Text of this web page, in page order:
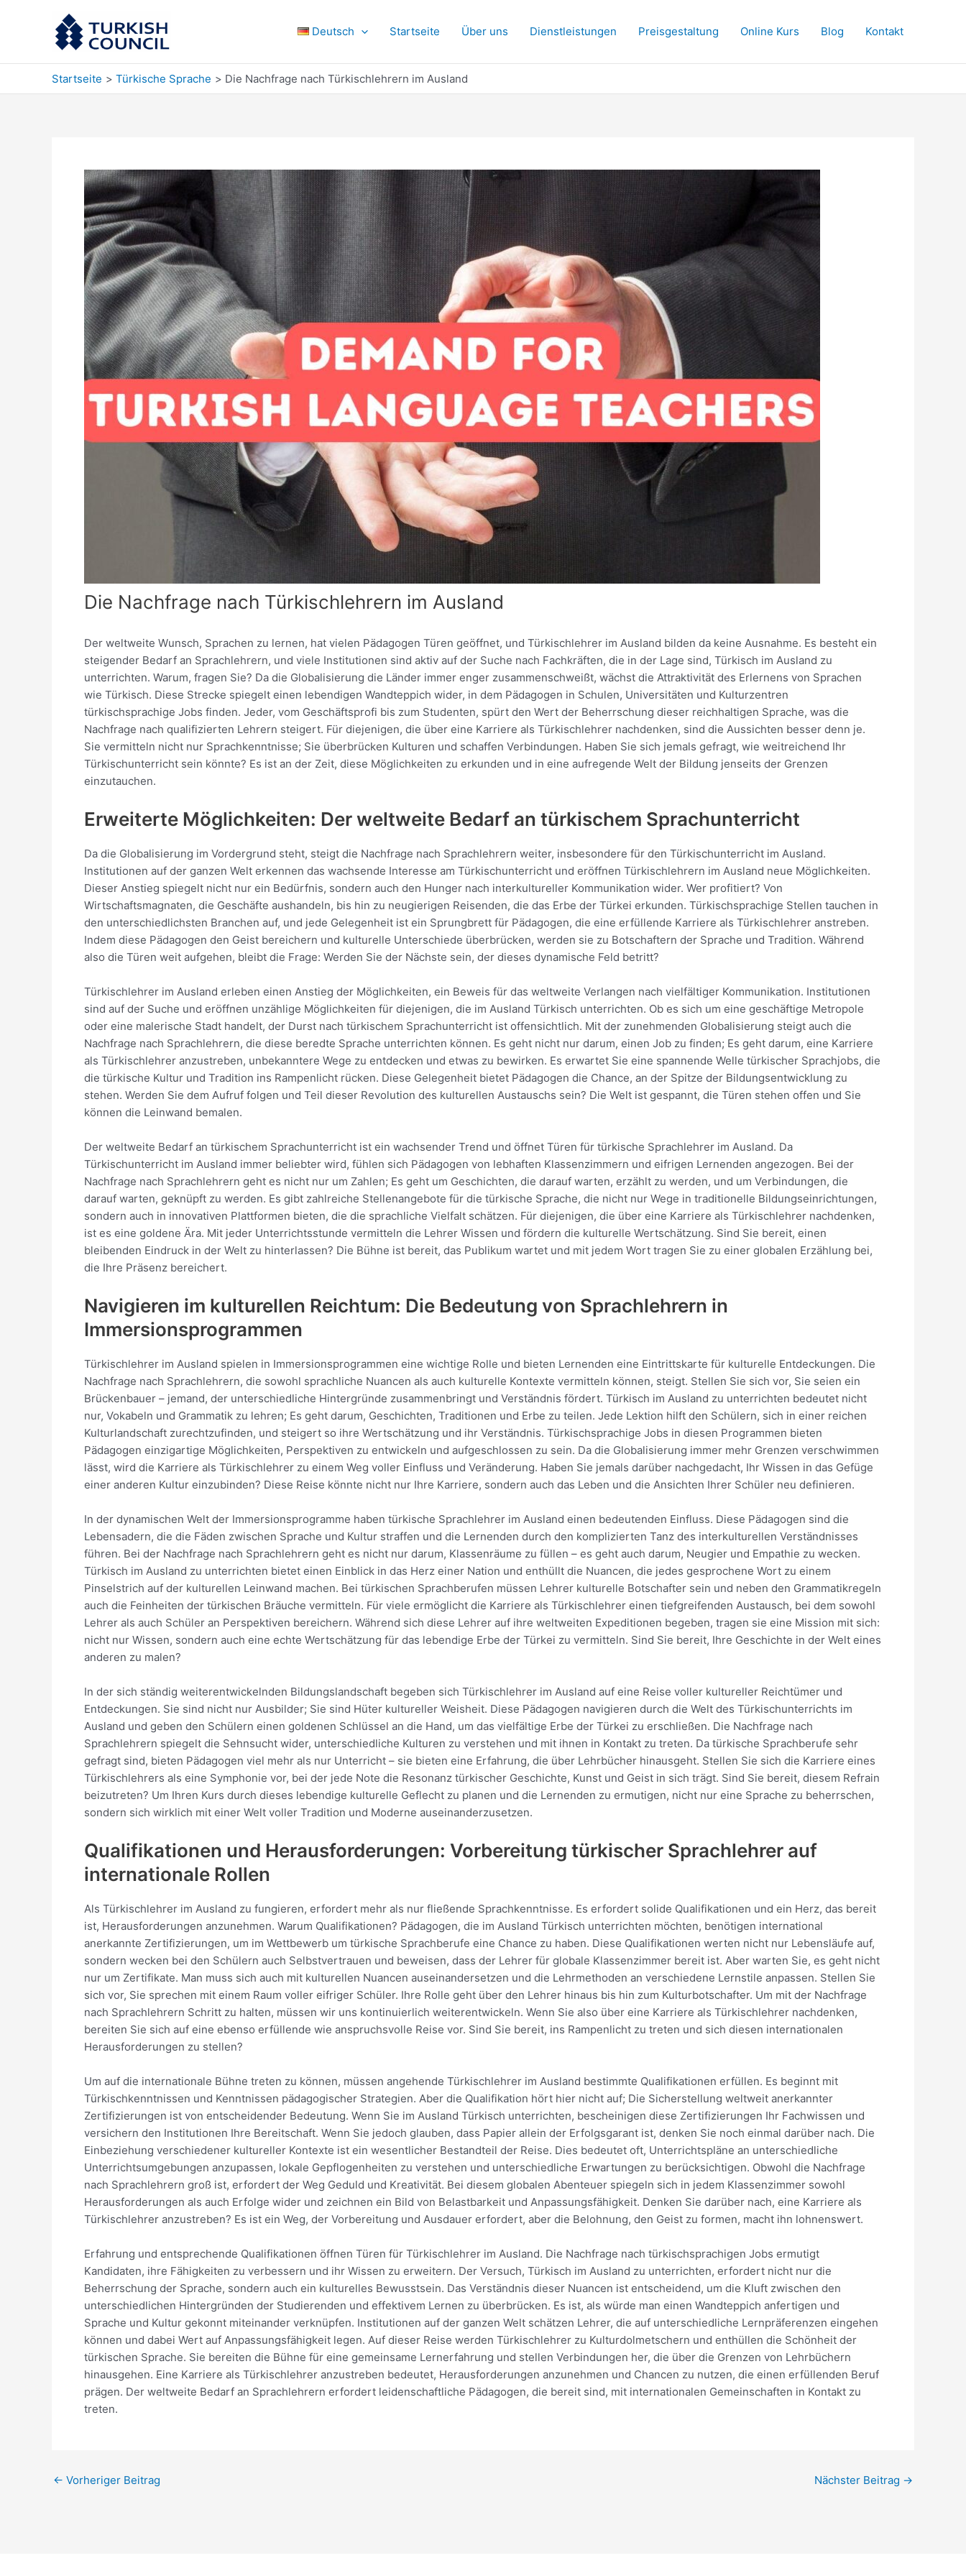
Deutsch Startseite Über uns Dienstleistungen Preisgestaltung Online Kurs Blog Kontakt
Startseite Türkische Sprache Die Nachfrage nach Türkischlehrern im Ausland
Die Nachfrage nach Türkischlehrern im Ausland
Der weltweite Wunsch, Sprachen zu lernen, hat vielen Pädagogen Türen geöffnet, und Türkischlehrer im Ausland bilden da keine Ausnahme. Es besteht ein
steigender Bedarf an Sprachlehrern, und viele Institutionen sind aktiv auf der Suche nach Fachkräften, die in der Lage sind, Türkisch im Ausland zu
unterrichten. Warum, fragen Sie? Da die Globalisierung die Länder immer enger zusammenschweißt, wächst die Attraktivität des Erlernens von Sprachen
wie Türkisch. Diese Strecke spiegelt einen lebendigen Wandteppich wider, in dem Pädagogen in Schulen, Universitäten und Kulturzentren
türkischsprachige Jobs finden. Jeder, vom Geschäftsprofi bis zum Studenten, spürt den Wert der Beherrschung dieser reichhaltigen Sprache, was die
Nachfrage nach qualifizierten Lehrern steigert. Für diejenigen, die über eine Karriere als Türkischlehrer nachdenken, sind die Aussichten besser denn je.
Sie vermitteln nicht nur Sprachkenntnisse; Sie überbrücken Kulturen und schaffen Verbindungen. Haben Sie sich jemals gefragt, wie weitreichend Ihr
Türkischunterricht sein könnte? Es ist an der Zeit, diese Möglichkeiten zu erkunden und in eine aufregende Welt der Bildung jenseits der Grenzen
einzutauchen.
Erweiterte Möglichkeiten: Der weltweite Bedarf an türkischem Sprachunterricht
Da die Globalisierung im Vordergrund steht, steigt die Nachfrage nach Sprachlehrern weiter, insbesondere für den Türkischunterricht im Ausland.
Institutionen auf der ganzen Welt erkennen das wachsende Interesse am Türkischunterricht und eröffnen Türkischlehrern im Ausland neue Möglichkeiten.
Dieser Anstieg spiegelt nicht nur ein Bedürfnis, sondern auch den Hunger nach interkultureller Kommunikation wider. Wer profitiert? Von
Wirtschaftsmagnaten, die Geschäfte aushandeln, bis hin zu neugierigen Reisenden, die das Erbe der Türkei erkunden. Türkischsprachige Stellen tauchen in
den unterschiedlichsten Branchen auf, und jede Gelegenheit ist ein Sprungbrett für Pädagogen, die eine erfüllende Karriere als Türkischlehrer anstreben.
Indem diese Pädagogen den Geist bereichern und kulturelle Unterschiede überbrücken, werden sie zu Botschaftern der Sprache und Tradition. Während
also die Türen weit aufgehen, bleibt die Frage: Werden Sie der Nächste sein, der dieses dynamische Feld betritt?
Türkischlehrer im Ausland erleben einen Anstieg der Möglichkeiten, ein Beweis für das weltweite Verlangen nach vielfältiger Kommunikation. Institutionen
sind auf der Suche und eröffnen unzählige Möglichkeiten für diejenigen, die im Ausland Türkisch unterrichten. Ob es sich um eine geschäftige Metropole
oder eine malerische Stadt handelt, der Durst nach türkischem Sprachunterricht ist offensichtlich. Mit der zunehmenden Globalisierung steigt auch die
Nachfrage nach Sprachlehrern, die diese beredte Sprache unterrichten können. Es geht nicht nur darum, einen Job zu finden; Es geht darum, eine Karriere
als Türkischlehrer anzustreben, unbekanntere Wege zu entdecken und etwas zu bewirken. Es erwartet Sie eine spannende Welle türkischer Sprachjobs, die
die türkische Kultur und Tradition ins Rampenlicht rücken. Diese Gelegenheit bietet Pädagogen die Chance, an der Spitze der Bildungsentwicklung zu
stehen. Werden Sie dem Aufruf folgen und Teil dieser Revolution des kulturellen Austauschs sein? Die Welt ist gespannt, die Türen stehen offen und Sie
können die Leinwand bemalen.
Der weltweite Bedarf an türkischem Sprachunterricht ist ein wachsender Trend und öffnet Türen für türkische Sprachlehrer im Ausland. Da
Türkischunterricht im Ausland immer beliebter wird, fühlen sich Pädagogen von lebhaften Klassenzimmern und eifrigen Lernenden angezogen. Bei der
Nachfrage nach Sprachlehrern geht es nicht nur um Zahlen; Es geht um Geschichten, die darauf warten, erzählt zu werden, und um Verbindungen, die
darauf warten, geknüpft zu werden. Es gibt zahlreiche Stellenangebote für die türkische Sprache, die nicht nur Wege in traditionelle Bildungseinrichtungen,
sondern auch in innovativen Plattformen bieten, die die sprachliche Vielfalt schätzen. Für diejenigen, die über eine Karriere als Türkischlehrer nachdenken,
ist es eine goldene Ära. Mit jeder Unterrichtsstunde vermitteln die Lehrer Wissen und fördern die kulturelle Wertschätzung. Sind Sie bereit, einen
bleibenden Eindruck in der Welt zu hinterlassen? Die Bühne ist bereit, das Publikum wartet und mit jedem Wort tragen Sie zu einer globalen Erzählung bei,
die Ihre Präsenz bereichert.
Navigieren im kulturellen Reichtum: Die Bedeutung von Sprachlehrern in
Immersionsprogrammen
Türkischlehrer im Ausland spielen in Immersionsprogrammen eine wichtige Rolle und bieten Lernenden eine Eintrittskarte für kulturelle Entdeckungen. Die
Nachfrage nach Sprachlehrern, die sowohl sprachliche Nuancen als auch kulturelle Kontexte vermitteln können, steigt. Stellen Sie sich vor, Sie seien ein
Brückenbauer – jemand, der unterschiedliche Hintergründe zusammenbringt und Verständnis fördert. Türkisch im Ausland zu unterrichten bedeutet nicht
nur, Vokabeln und Grammatik zu lehren; Es geht darum, Geschichten, Traditionen und Erbe zu teilen. Jede Lektion hilft den Schülern, sich in einer reichen
Kulturlandschaft zurechtzufinden, und steigert so ihre Wertschätzung und ihr Verständnis. Türkischsprachige Jobs in diesen Programmen bieten
Pädagogen einzigartige Möglichkeiten, Perspektiven zu entwickeln und aufgeschlossen zu sein. Da die Globalisierung immer mehr Grenzen verschwimmen
lässt, wird die Karriere als Türkischlehrer zu einem Weg voller Einfluss und Veränderung. Haben Sie jemals darüber nachgedacht, Ihr Wissen in das Gefüge
einer anderen Kultur einzubinden? Diese Reise könnte nicht nur Ihre Karriere, sondern auch das Leben und die Ansichten Ihrer Schüler neu definieren.
In der dynamischen Welt der Immersionsprogramme haben türkische Sprachlehrer im Ausland einen bedeutenden Einfluss. Diese Pädagogen sind die
Lebensadern, die die Fäden zwischen Sprache und Kultur straffen und die Lernenden durch den komplizierten Tanz des interkulturellen Verständnisses
führen. Bei der Nachfrage nach Sprachlehrern geht es nicht nur darum, Klassenräume zu füllen – es geht auch darum, Neugier und Empathie zu wecken.
Türkisch im Ausland zu unterrichten bietet einen Einblick in das Herz einer Nation und enthüllt die Nuancen, die jedes gesprochene Wort zu einem
Pinselstrich auf der kulturellen Leinwand machen. Bei türkischen Sprachberufen müssen Lehrer kulturelle Botschafter sein und neben den Grammatikregeln
auch die Feinheiten der türkischen Bräuche vermitteln. Für viele ermöglicht die Karriere als Türkischlehrer einen tiefgreifenden Austausch, bei dem sowohl
Lehrer als auch Schüler an Perspektiven bereichern. Während sich diese Lehrer auf ihre weltweiten Expeditionen begeben, tragen sie eine Mission mit sich:
nicht nur Wissen, sondern auch eine echte Wertschätzung für das lebendige Erbe der Türkei zu vermitteln. Sind Sie bereit, Ihre Geschichte in der Welt eines
anderen zu malen?
In der sich ständig weiterentwickelnden Bildungslandschaft begeben sich Türkischlehrer im Ausland auf eine Reise voller kultureller Reichtümer und
Entdeckungen. Sie sind nicht nur Ausbilder; Sie sind Hüter kultureller Weisheit. Diese Pädagogen navigieren durch die Welt des Türkischunterrichts im
Ausland und geben den Schülern einen goldenen Schlüssel an die Hand, um das vielfältige Erbe der Türkei zu erschließen. Die Nachfrage nach
Sprachlehrern spiegelt die Sehnsucht wider, unterschiedliche Kulturen zu verstehen und mit ihnen in Kontakt zu treten. Da türkische Sprachberufe sehr
gefragt sind, bieten Pädagogen viel mehr als nur Unterricht – sie bieten eine Erfahrung, die über Lehrbücher hinausgeht. Stellen Sie sich die Karriere eines
Türkischlehrers als eine Symphonie vor, bei der jede Note die Resonanz türkischer Geschichte, Kunst und Geist in sich trägt. Sind Sie bereit, diesem Refrain
beizutreten? Um Ihren Kurs durch dieses lebendige kulturelle Geflecht zu planen und die Lernenden zu ermutigen, nicht nur eine Sprache zu beherrschen,
sondern sich wirklich mit einer Welt voller Tradition und Moderne auseinanderzusetzen.
Qualifikationen und Herausforderungen: Vorbereitung türkischer Sprachlehrer auf
internationale Rollen
Als Türkischlehrer im Ausland zu fungieren, erfordert mehr als nur fließende Sprachkenntnisse. Es erfordert solide Qualifikationen und ein Herz, das bereit
ist, Herausforderungen anzunehmen. Warum Qualifikationen? Pädagogen, die im Ausland Türkisch unterrichten möchten, benötigen international
anerkannte Zertifizierungen, um im Wettbewerb um türkische Sprachberufe eine Chance zu haben. Diese Qualifikationen werten nicht nur Lebensläufe auf,
sondern wecken bei den Schülern auch Selbstvertrauen und beweisen, dass der Lehrer für globale Klassenzimmer bereit ist. Aber warten Sie, es geht nicht
nur um Zertifikate. Man muss sich auch mit kulturellen Nuancen auseinandersetzen und die Lehrmethoden an verschiedene Lernstile anpassen. Stellen Sie
sich vor, Sie sprechen mit einem Raum voller eifriger Schüler. Ihre Rolle geht über den Lehrer hinaus bis hin zum Kulturbotschafter. Um mit der Nachfrage
nach Sprachlehrern Schritt zu halten, müssen wir uns kontinuierlich weiterentwickeln. Wenn Sie also über eine Karriere als Türkischlehrer nachdenken,
bereiten Sie sich auf eine ebenso erfüllende wie anspruchsvolle Reise vor. Sind Sie bereit, ins Rampenlicht zu treten und sich diesen internationalen
Herausforderungen zu stellen?
Um auf die internationale Bühne treten zu können, müssen angehende Türkischlehrer im Ausland bestimmte Qualifikationen erfüllen. Es beginnt mit
Türkischkenntnissen und Kenntnissen pädagogischer Strategien. Aber die Qualifikation hört hier nicht auf; Die Sicherstellung weltweit anerkannter
Zertifizierungen ist von entscheidender Bedeutung. Wenn Sie im Ausland Türkisch unterrichten, bescheinigen diese Zertifizierungen Ihr Fachwissen und
versichern den Institutionen Ihre Bereitschaft. Wenn Sie jedoch glauben, dass Papier allein der Erfolgsgarant ist, denken Sie noch einmal darüber nach. Die
Einbeziehung verschiedener kultureller Kontexte ist ein wesentlicher Bestandteil der Reise. Dies bedeutet oft, Unterrichtspläne an unterschiedliche
Unterrichtsumgebungen anzupassen, lokale Gepflogenheiten zu verstehen und unterschiedliche Erwartungen zu berücksichtigen. Obwohl die Nachfrage
nach Sprachlehrern groß ist, erfordert der Weg Geduld und Kreativität. Bei diesem globalen Abenteuer spiegeln sich in jedem Klassenzimmer sowohl
Herausforderungen als auch Erfolge wider und zeichnen ein Bild von Belastbarkeit und Anpassungsfähigkeit. Denken Sie darüber nach, eine Karriere als
Türkischlehrer anzustreben? Es ist ein Weg, der Vorbereitung und Ausdauer erfordert, aber die Belohnung, den Geist zu formen, macht ihn lohnenswert.
Erfahrung und entsprechende Qualifikationen öffnen Türen für Türkischlehrer im Ausland. Die Nachfrage nach türkischsprachigen Jobs ermutigt
Kandidaten, ihre Fähigkeiten zu verbessern und ihr Wissen zu erweitern. Der Versuch, Türkisch im Ausland zu unterrichten, erfordert nicht nur die
Beherrschung der Sprache, sondern auch ein kulturelles Bewusstsein. Das Verständnis dieser Nuancen ist entscheidend, um die Kluft zwischen den
unterschiedlichen Hintergründen der Studierenden und effektivem Lernen zu überbrücken. Es ist, als würde man einen Wandteppich anfertigen und
Sprache und Kultur gekonnt miteinander verknüpfen. Institutionen auf der ganzen Welt schätzen Lehrer, die auf unterschiedliche Lernpräferenzen eingehen
können und dabei Wert auf Anpassungsfähigkeit legen. Auf dieser Reise werden Türkischlehrer zu Kulturdolmetschern und enthüllen die Schönheit der
türkischen Sprache. Sie bereiten die Bühne für eine gemeinsame Lernerfahrung und stellen Verbindungen her, die über die Grenzen von Lehrbüchern
hinausgehen. Eine Karriere als Türkischlehrer anzustreben bedeutet, Herausforderungen anzunehmen und Chancen zu nutzen, die einen erfüllenden Beruf
prägen. Der weltweite Bedarf an Sprachlehrern erfordert leidenschaftliche Pädagogen, die bereit sind, mit internationalen Gemeinschaften in Kontakt zu
treten.
← Vorheriger Beitrag Nächster Beitrag →